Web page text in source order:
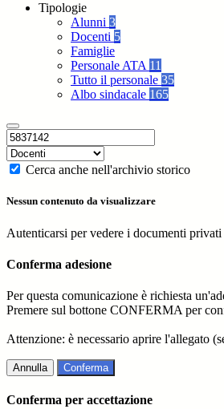
Tipologie
Alunni 3
Docenti 5
Famiglie
Personale ATA 11
Tutto il personale 35
Albo sindacale 165
Cerca anche nell'archivio storico
Nessun contenuto da visualizzare
Autenticarsi per vedere i documenti privati
Conferma adesione
Per questa comunicazione è richiesta
Premere sul bottone CONFERMA per
Attenzione: è necessario aprire l'allegato
Annulla Conferma
Conferma per accettazione